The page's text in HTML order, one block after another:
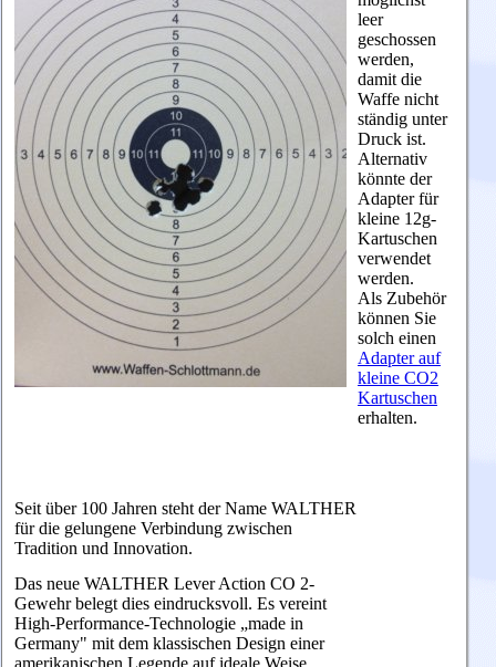
leer
geschossen
werden,
damit die
Waffe nicht
ständig unter
Druck ist.
Alternativ
könnte der
Adapter für
kleine 12g-
Kartuschen
verwendet
werden.
Als Zubehör
können Sie
solch einen
Adapter auf
kleine CO2
Kartuschen
erhalten.
Seit über 100 Jahren steht der Name WALTHER
für die gelungene Verbindung zwischen
Tradition und Innovation.
Das neue WALTHER Lever Action CO 2-
Gewehr belegt dies eindrucksvoll. Es vereint
High-Performance-Technologie „made in
Germany" mit dem klassischen Design einer
amerikanischen Legende auf ideale Weise.